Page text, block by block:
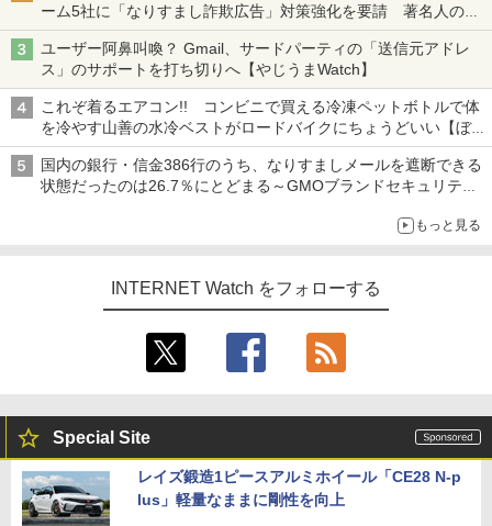
ーム5社に「なりすまし詐欺広告」対策強化を要請 著名人の写
真や映像を使った投資詐欺などへの対策として
ユーザー阿鼻叫喚？ Gmail、サードパーティの「送信元アドレ
ス」のサポートを打ち切りへ【やじうまWatch】
これぞ着るエアコン!! コンビニで買える冷凍ペットボトルで体
を冷やす山善の水冷ベストがロードバイクにちょうどいい【ぼっ
ち・ざ・ろーど！その14】【空いた時間でなにしてる？】
国内の銀行・信金386行のうち、なりすましメールを遮断できる
状態だったのは26.7％にとどまる～GMOブランドセキュリティ
もっと見る
INTERNET Watch をフォローする
Special Site
レイズ鍛造1ピースアルミホイール「CE28 N-p
lus」軽量なままに剛性を向上